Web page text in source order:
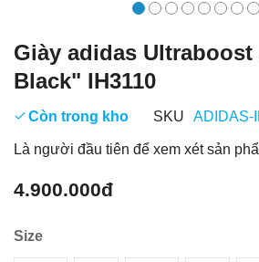
Giày adidas Ultraboost
Black" IH3110
Còn trong kho SKU ADIDAS-
Là người đầu tiên để xem xét sản
4.900.000đ
Size